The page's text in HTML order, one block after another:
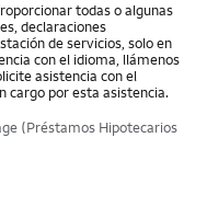
todas o algunas
declaraciones
de servicios, solo en
con el idioma, llámenos
asistencia con el
cargo por esta asistencia.
(Préstamos Hipotecarios